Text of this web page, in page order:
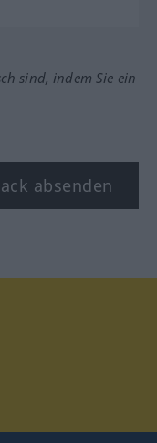
sind, indem Sie ein
absenden